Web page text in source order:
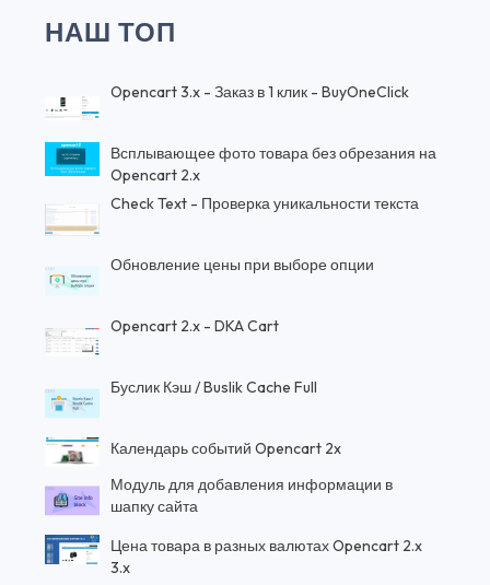
НАШ ТОП
Opencart 3.x - Заказ в 1 клик - BuyOneClick
Всплывающее фото товара без обрезания на
Opencart 2.x
Check Text - Проверка уникальности текста
Обновление цены при выборе опции
Opencart 2.x - DKA Cart
Буслик Кэш / Buslik Cache Full
Календарь событий Opencart 2x
Модуль для добавления информации в
шапку сайта
Цена товара в разных валютах Opencart 2.x
3.x